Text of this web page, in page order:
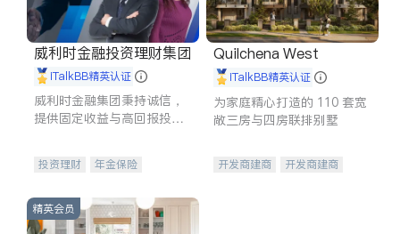
威利时金融投资理财集团
iTalkBB精英认证
威利时金融集团秉持诚信，
提供固定收益与高回报投资
合，助力客户实现目标
投资理财
年金保险
投资理财
医疗保险
养老保险
员工保险
Quilchena West
iTalkBB精英认证
为家庭精心打造的 110 套宽
敞三房与四房联排别墅
开发商建商
开发商建商
精英会员